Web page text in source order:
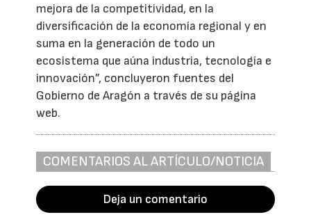
mejora de la competitividad, en la
diversificación de la economía regional y en
suma en la generación de todo un
ecosistema que aúna industria, tecnología e
innovación”, concluyeron fuentes del
Gobierno de Aragón a través de su página
web.
COMENTARIOS AL ARTÍCULO/NOTICIA
Deja un comentario